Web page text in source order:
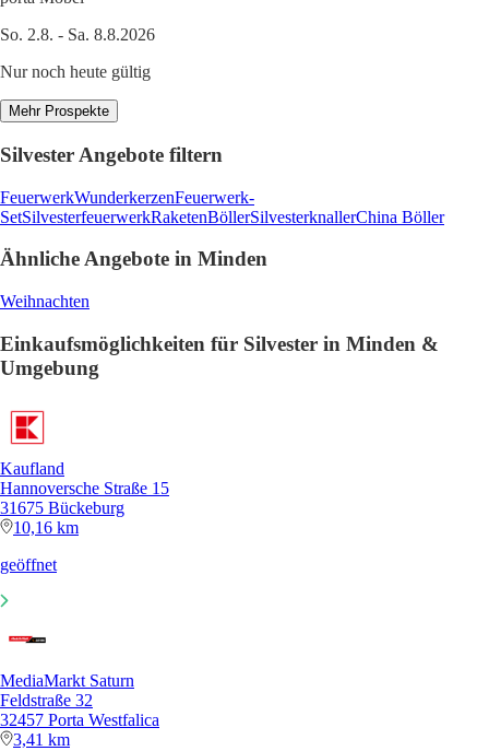
So. 2.8. - Sa. 8.8.2026
Nur noch heute gültig
Mehr Prospekte
Silvester Angebote filtern
FeuerwerkWunderkerzenFeuerwerk-
SetSilvesterfeuerwerkRaketenBöllerSilvesterknallerChina Böller
Ähnliche Angebote in Minden
Weihnachten
Einkaufsmöglichkeiten für Silvester in Minden &
Umgebung
Kaufland
Hannoversche Straße 15
31675 Bückeburg
10,16 km
geöffnet
MediaMarkt Saturn
Feldstraße 32
32457 Porta Westfalica
3,41 km